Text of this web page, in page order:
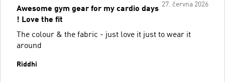
27. června 2026
Awesome gym gear for my cardio days
! Love the fit
The colour & the fabric - just love it just to wear it
around
Riddhi